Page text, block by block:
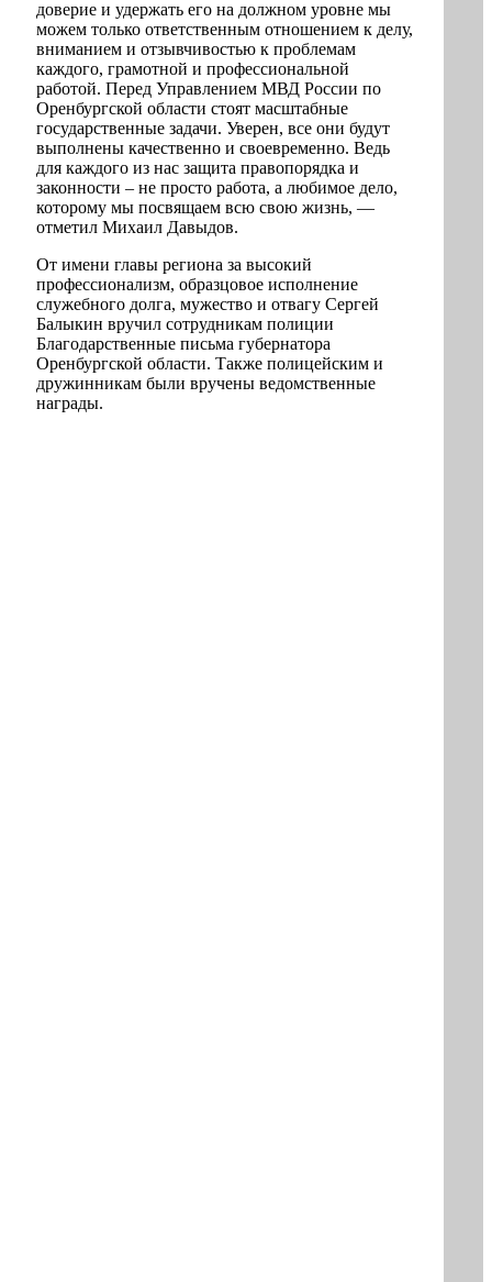
доверие и удержать его на должном уровне мы
можем только ответственным отношением к делу,
вниманием и отзывчивостью к проблемам
каждого, грамотной и профессиональной
работой. Перед Управлением МВД России по
Оренбургской области стоят масштабные
государственные задачи. Уверен, все они будут
выполнены качественно и своевременно. Ведь
для каждого из нас защита правопорядка и
законности – не просто работа, а любимое дело,
которому мы посвящаем всю свою жизнь, —
отметил Михаил Давыдов.
От имени главы региона за высокий
профессионализм, образцовое исполнение
служебного долга, мужество и отвагу Сергей
Балыкин вручил сотрудникам полиции
Благодарственные письма губернатора
Оренбургской области. Также полицейским и
дружинникам были вручены ведомственные
награды.